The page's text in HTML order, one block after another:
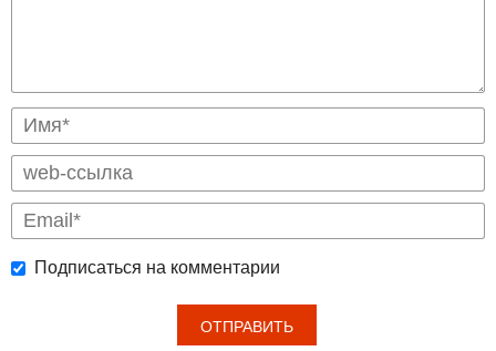
Подписаться на комментарии